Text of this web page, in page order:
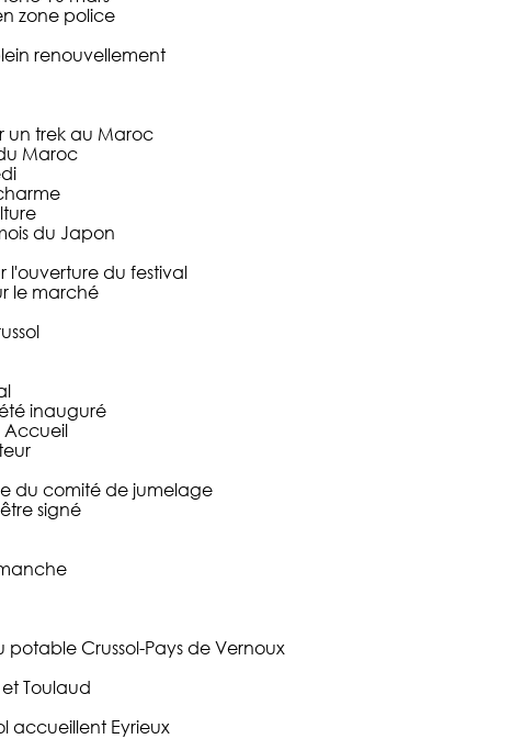
zone police
renouvellement
un trek au Maroc
Maroc
du Japon
l'ouverture du festival
le marché
inauguré
Accueil
du comité de jumelage
signé
Crussol-Pays de Vernoux
Toulaud
accueillent Eyrieux